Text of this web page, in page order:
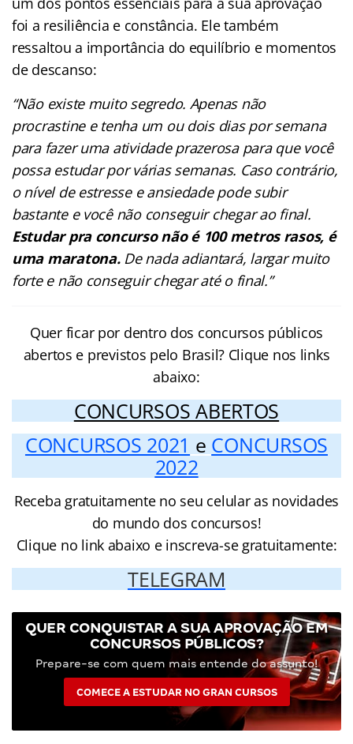
foi a resiliência e constância. Ele também
ressaltou a importância do equilíbrio e momentos
de descanso:
“Não existe muito segredo. Apenas não
procrastine e tenha um ou dois dias por semana
para fazer uma atividade prazerosa para que você
possa estudar por várias semanas. Caso contrário,
o nível de estresse e ansiedade pode subir
bastante e você não conseguir chegar ao final.
Estudar pra concurso não é 100 metros rasos, é
uma maratona.De nada adiantará, largar muito
forte e não conseguir chegar até o final.”
Quer ficar por dentro dos concursos públicos
abertos e previstos pelo Brasil? Clique nos links
abaixo:
CONCURSOS ABERTOS
CONCURSOS 2021 e CONCURSOS
2022
Receba gratuitamente no seu celular as novidades
do mundo dos concursos!
Clique no link abaixo e inscreva-se gratuitamente:
TELEGRAM
QUER CONQUISTAR A SUA APROVAÇÃO EM
CONCURSOS PÚBLICOS?
Prepare-se com quem mais entende do assunto!
COMECE A ESTUDAR NO GRAN CURSOS